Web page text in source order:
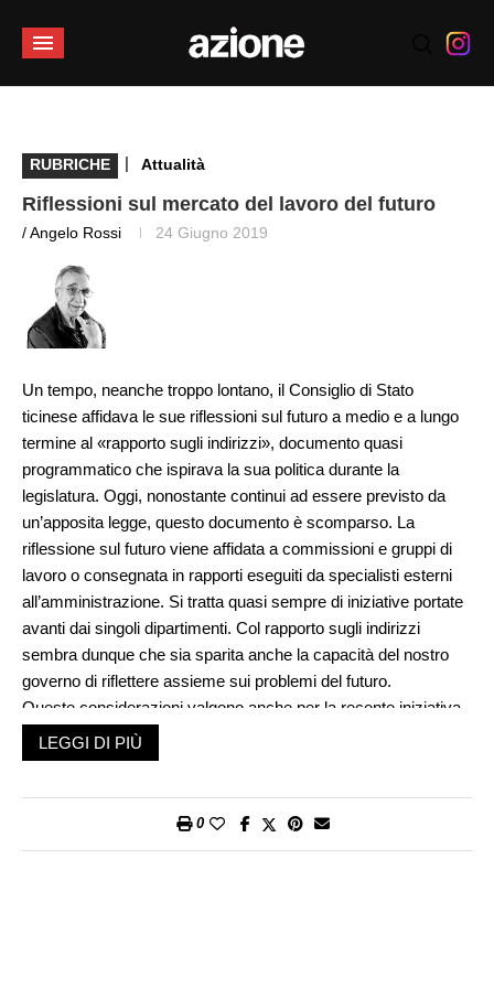
RUBRICHE | Attualità
Riflessioni sul mercato del lavoro del futuro
/ Angelo Rossi 24 Giugno 2019
Un tempo, neanche troppo lontano, il Consiglio di Stato
ticinese affidava le sue riflessioni sul futuro a medio e a lungo
termine al «rapporto sugli indirizzi», documento quasi
programmatico che ispirava la sua politica durante la
legislatura. Oggi, nonostante continui ad essere previsto da
un’apposita legge, questo documento è scomparso. La
riflessione sul futuro viene affidata a commissioni e gruppi di
lavoro o consegnata in rapporti eseguiti da specialisti esterni
all’amministrazione. Si tratta quasi sempre di iniziative portate
avanti dai singoli dipartimenti. Col rapporto sugli indirizzi
sembra dunque che sia sparita anche la capacità del nostro
governo di riflettere assieme sui problemi del futuro.
Queste considerazioni valgono anche per la recente iniziativa
del dipartimento dell’economia e delle finanze di costituire un
gruppo di riflessione che dovrebbe occuparsi di analizzare le
tratta di pensare alle conseguenze della trasformazione
LEGGI DI PIÙ
0